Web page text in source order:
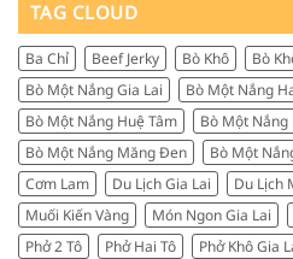
TAG CLOUD
Ba Chỉ Beef Jerky Bò Khô Bò
Bò Một Nắng Gia Lai
Bò Một Nắng
Bò Một Nắng Huệ Tâm
Bò Một Nắng
Bò Một Nắng Măng Đen
Bò Một
Cơm Lam
Du Lịch Gia Lai Du Lịch
Muối Kiến Vàng
Món Ngon Gia Lai
Phở 2 Tô
Phở Hai Tô Phở Khô Gia